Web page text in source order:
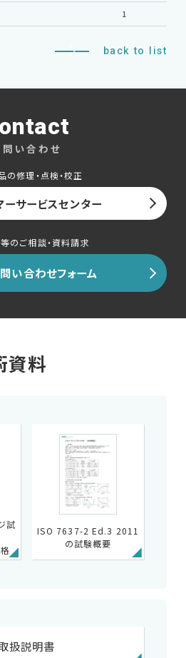
HOME
会社概要
中文
1
back to list
Contact
問い合わせ
の修理・点検・校正
ーサービスセンター
のご相談・資料請求
い合わせフォーム
資料
試
ISO 7637-2 Ed.3 2011
の試験概要
扱説明書